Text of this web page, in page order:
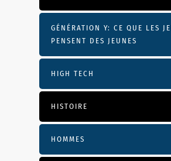
GÉNÉRATION Y: CE QUE LES
PENSENT DES JEUNES
HIGH TECH
HISTOIRE
HOMMES